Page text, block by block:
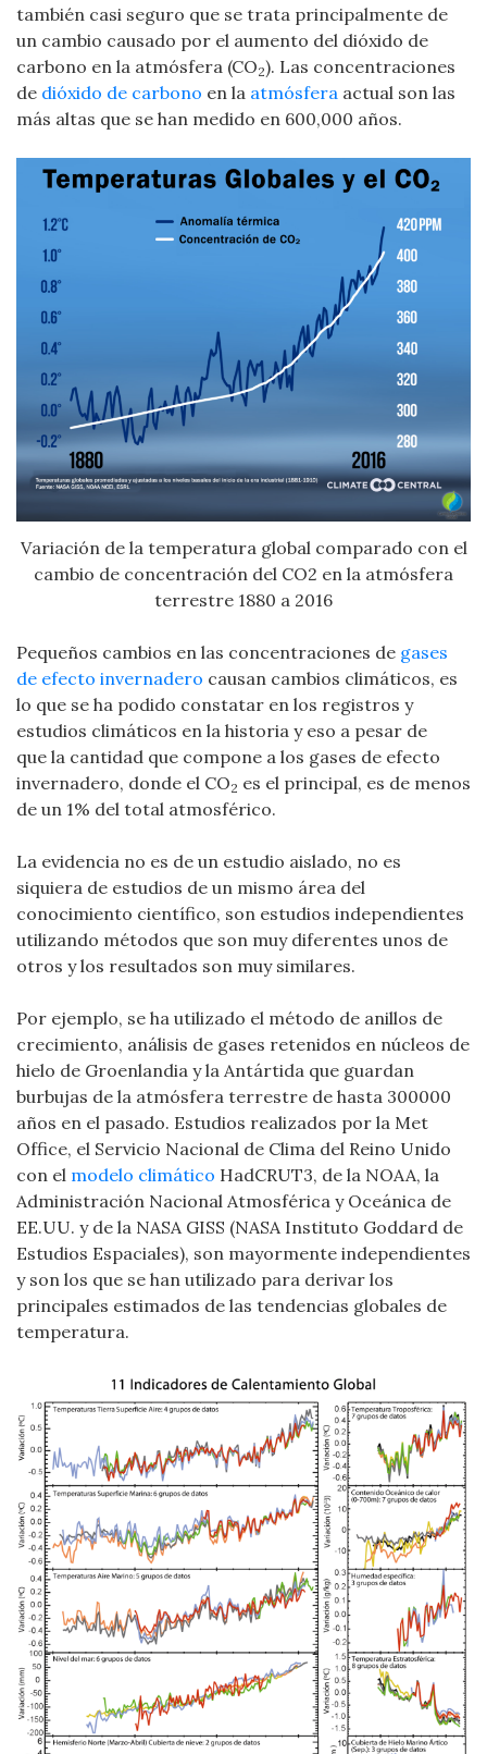
también casi seguro que se trata principalmente de
un cambio causado por el aumento del dióxido de
carbono en la atmósfera (CO2). Las concentraciones
de dióxido de carbono en la atmósfera actual son las
más altas que se han medido en 600,000 años.
Variación de la temperatura global comparado con el
cambio de concentración del CO2 en la atmósfera
terrestre 1880 a 2016
Pequeños cambios en las concentraciones de gases
de efecto invernadero causan cambios climáticos, es
lo que se ha podido constatar en los registros y
estudios climáticos en la historia y eso a pesar de
que la cantidad que compone a los gases de efecto
invernadero, donde el CO2 es el principal, es de menos
de un 1% del total atmosférico.
La evidencia no es de un estudio aislado, no es
siquiera de estudios de un mismo área del
conocimiento científico, son estudios independientes
utilizando métodos que son muy diferentes unos de
otros y los resultados son muy similares.
Por ejemplo, se ha utilizado el método de anillos de
crecimiento, análisis de gases retenidos en núcleos de
hielo de Groenlandia y la Antártida que guardan
burbujas de la atmósfera terrestre de hasta 300000
años en el pasado. Estudios realizados por la Met
Office, el Servicio Nacional de Clima del Reino Unido
con el modelo climático HadCRUT3, de la NOAA, la
Administración Nacional Atmosférica y Oceánica de
EE.UU. y de la NASA GISS (NASA Instituto Goddard de
Estudios Espaciales), son mayormente independientes
y son los que se han utilizado para derivar los
principales estimados de las tendencias globales de
temperatura.